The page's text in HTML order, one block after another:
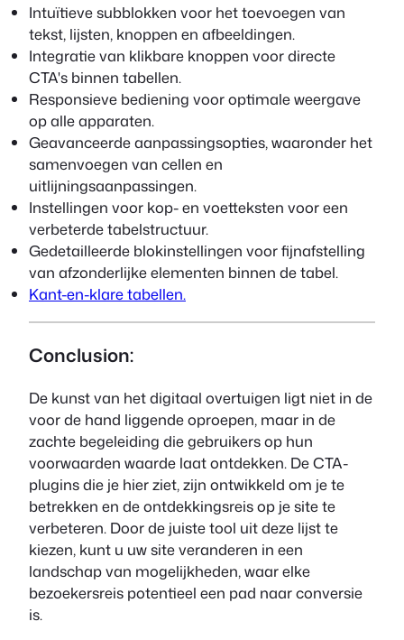
Intuïtieve subblokken voor het toevoegen van
tekst, lijsten, knoppen en afbeeldingen.
Integratie van klikbare knoppen voor directe
CTA's binnen tabellen.
Responsieve bediening voor optimale weergave
op alle apparaten.
Geavanceerde aanpassingsopties, waaronder het
samenvoegen van cellen en
uitlijningsaanpassingen.
Instellingen voor kop- en voetteksten voor een
verbeterde tabelstructuur.
Gedetailleerde blokinstellingen voor fijnafstelling
van afzonderlijke elementen binnen de tabel.
Kant-en-klare tabellen.
Conclusion:
De kunst van het digitaal overtuigen ligt niet in de
voor de hand liggende oproepen, maar in de
zachte begeleiding die gebruikers op hun
voorwaarden waarde laat ontdekken. De CTA-
plugins die je hier ziet, zijn ontwikkeld om je te
betrekken en de ontdekkingsreis op je site te
verbeteren. Door de juiste tool uit deze lijst te
kiezen, kunt u uw site veranderen in een
landschap van mogelijkheden, waar elke
bezoekersreis potentieel een pad naar conversie
is.